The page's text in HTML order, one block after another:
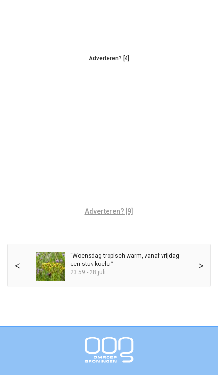
Adverteren? [4]
Adverteren? [9]
< >
“Woensdag tropisch warm, vanaf vrijdag
een stuk koeler”
23:59 - 28 juli